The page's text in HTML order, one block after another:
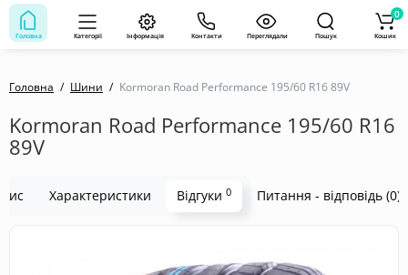
Головна Категорії Інформація Контакти Переглядали Пошук Кошик
0
Головна Шини Kormoran Road Performance 195/60 R16 89V
Kormoran Road Performance 195/60 R16
89V
Характеристики Відгуки 0 Питання - відповідь (0)